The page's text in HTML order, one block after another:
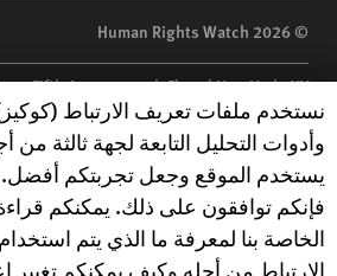
© 2026 Human Rights Watch
Fifth Avenue, 34th Floor | New York,NY
10118-3299 USA|t 1.212.290.4700
a 501(C)(3) nonprofit registered in the US
under EIN: 13-2875808
Rights Watch cookie preferences
نستخدم ملفات تعريف الارتباط (كوكيز)،
وأدوات التحليل التابعة لجهة ثالثة
يستخدم الموقع وجعل تجربتكم أفضل.
فإنكم توافقون على ذلك. يمكنكم
الخاصة بنا لمعرفة ما الذي يتم
الارتباط من أجله وكيف يمكنكم تغيير